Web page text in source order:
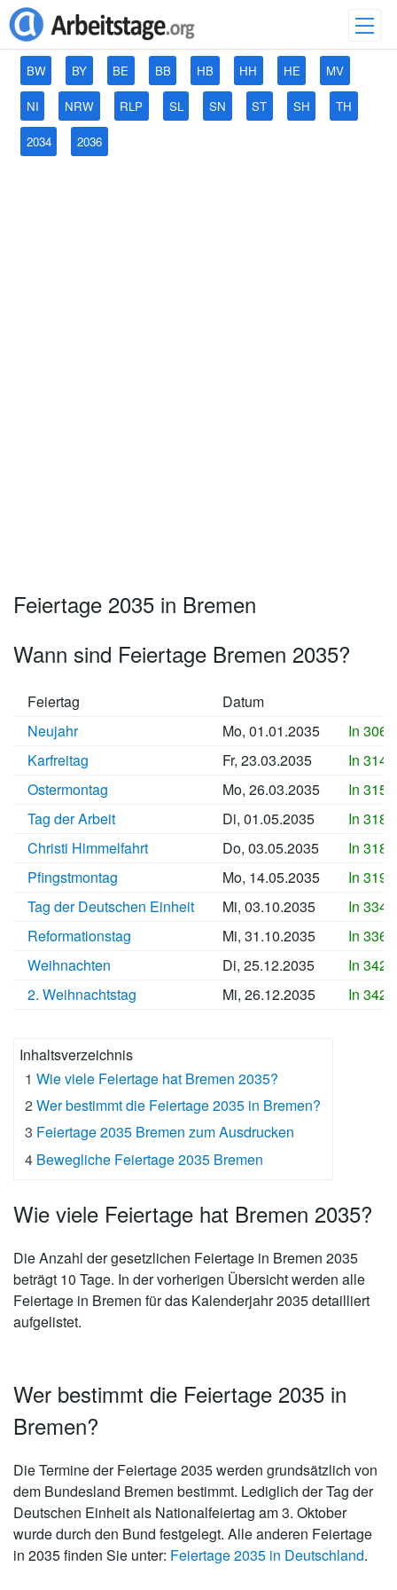
BW BY BE BB HB HH HE MV
NI NRW RLP SL SN ST SH TH
2034 2036
Feiertage 2035 in Bremen
Wann sind Feiertage Bremen 2035?
Feiertag
Datum
Neujahr
Mo, 01.01.2035
In
Karfreitag
Fr, 23.03.2035
In
Ostermontag
Mo, 26.03.2035
In
Tag der Arbeit
Di, 01.05.2035
In
Christi Himmelfahrt
Do, 03.05.2035
In
Pfingstmontag
Mo, 14.05.2035
In
Tag der Deutschen Einheit
Mi, 03.10.2035
In
Reformationstag
Mi, 31.10.2035
In
Weihnachten
Di, 25.12.2035
In
2. Weihnachtstag
Mi, 26.12.2035 In
Inhaltsverzeichnis
1 Wie viele Feiertage hat Bremen 2035?
2 Wer bestimmt die Feiertage 2035 in Bremen?
3 Feiertage 2035 Bremen zum Ausdrucken
4 Bewegliche Feiertage 2035 Bremen
Wie viele Feiertage hat Bremen 2035?
Die Anzahl der gesetzlichen Feiertage in Bremen 2035
beträgt 10 Tage. In der vorherigen Übersicht werden alle
Feiertage in Bremen für das Kalenderjahr 2035 detailliert
aufgelistet.
Wer bestimmt die Feiertage 2035 in
Bremen?
Die Termine der Feiertage 2035 werden grundsätzlich von
dem Bundesland Bremen bestimmt. Lediglich der Tag der
Deutschen Einheit als Nationalfeiertag am 3. Oktober
wurde durch den Bund festgelegt. Alle anderen Feiertage
in 2035 finden Sie unter: Feiertage 2035 in Deutschland.